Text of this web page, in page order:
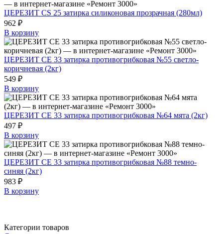
ЦЕРЕЗИТ CS 25 затирка силиконовая прозрачная (280мл)
962 ₽
В корзину
ЦЕРЕЗИТ СЕ 33 затирка противогрибковая №55 светло-
коричневая (2кг)
549 ₽
В корзину
ЦЕРЕЗИТ СЕ 33 затирка противогрибковая №64 мята (2кг)
497 ₽
В корзину
ЦЕРЕЗИТ СЕ 33 затирка противогрибковая №88 темно-
синяя (2кг)
983 ₽
В корзину
Категории товаров